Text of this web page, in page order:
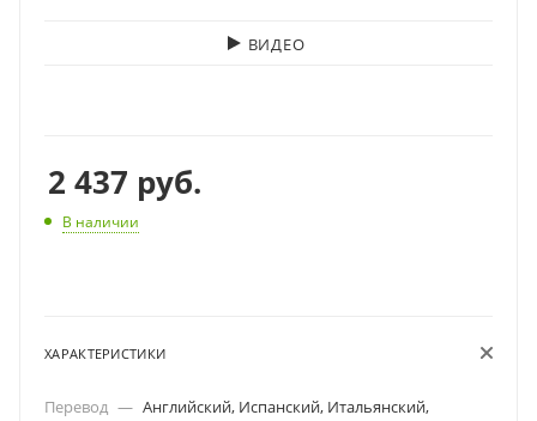
ВИДЕО
2 437 руб.
В наличии
ХАРАКТЕРИСТИКИ
Перевод — Английский, Испанский, Итальянский,